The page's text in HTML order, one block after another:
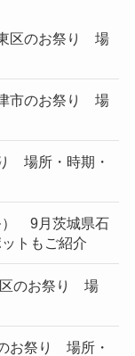
区のお祭り 場
市のお祭り 場
場所・時期・
） 9月茨城県石
トもご紹介
のお祭り 場
お祭り 場所・